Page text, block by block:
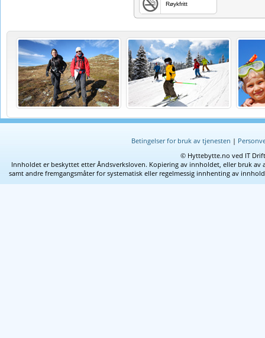
Røykfritt
Betingelser for bruk av tjenesten |
© Hyttebytte.no ved IT
Innholdet er beskyttet etter Åndsverksloven. Kopiering av innholdet, eller bruk
samt andre fremgangsmåter for systematisk eller regelmessig innhenting av